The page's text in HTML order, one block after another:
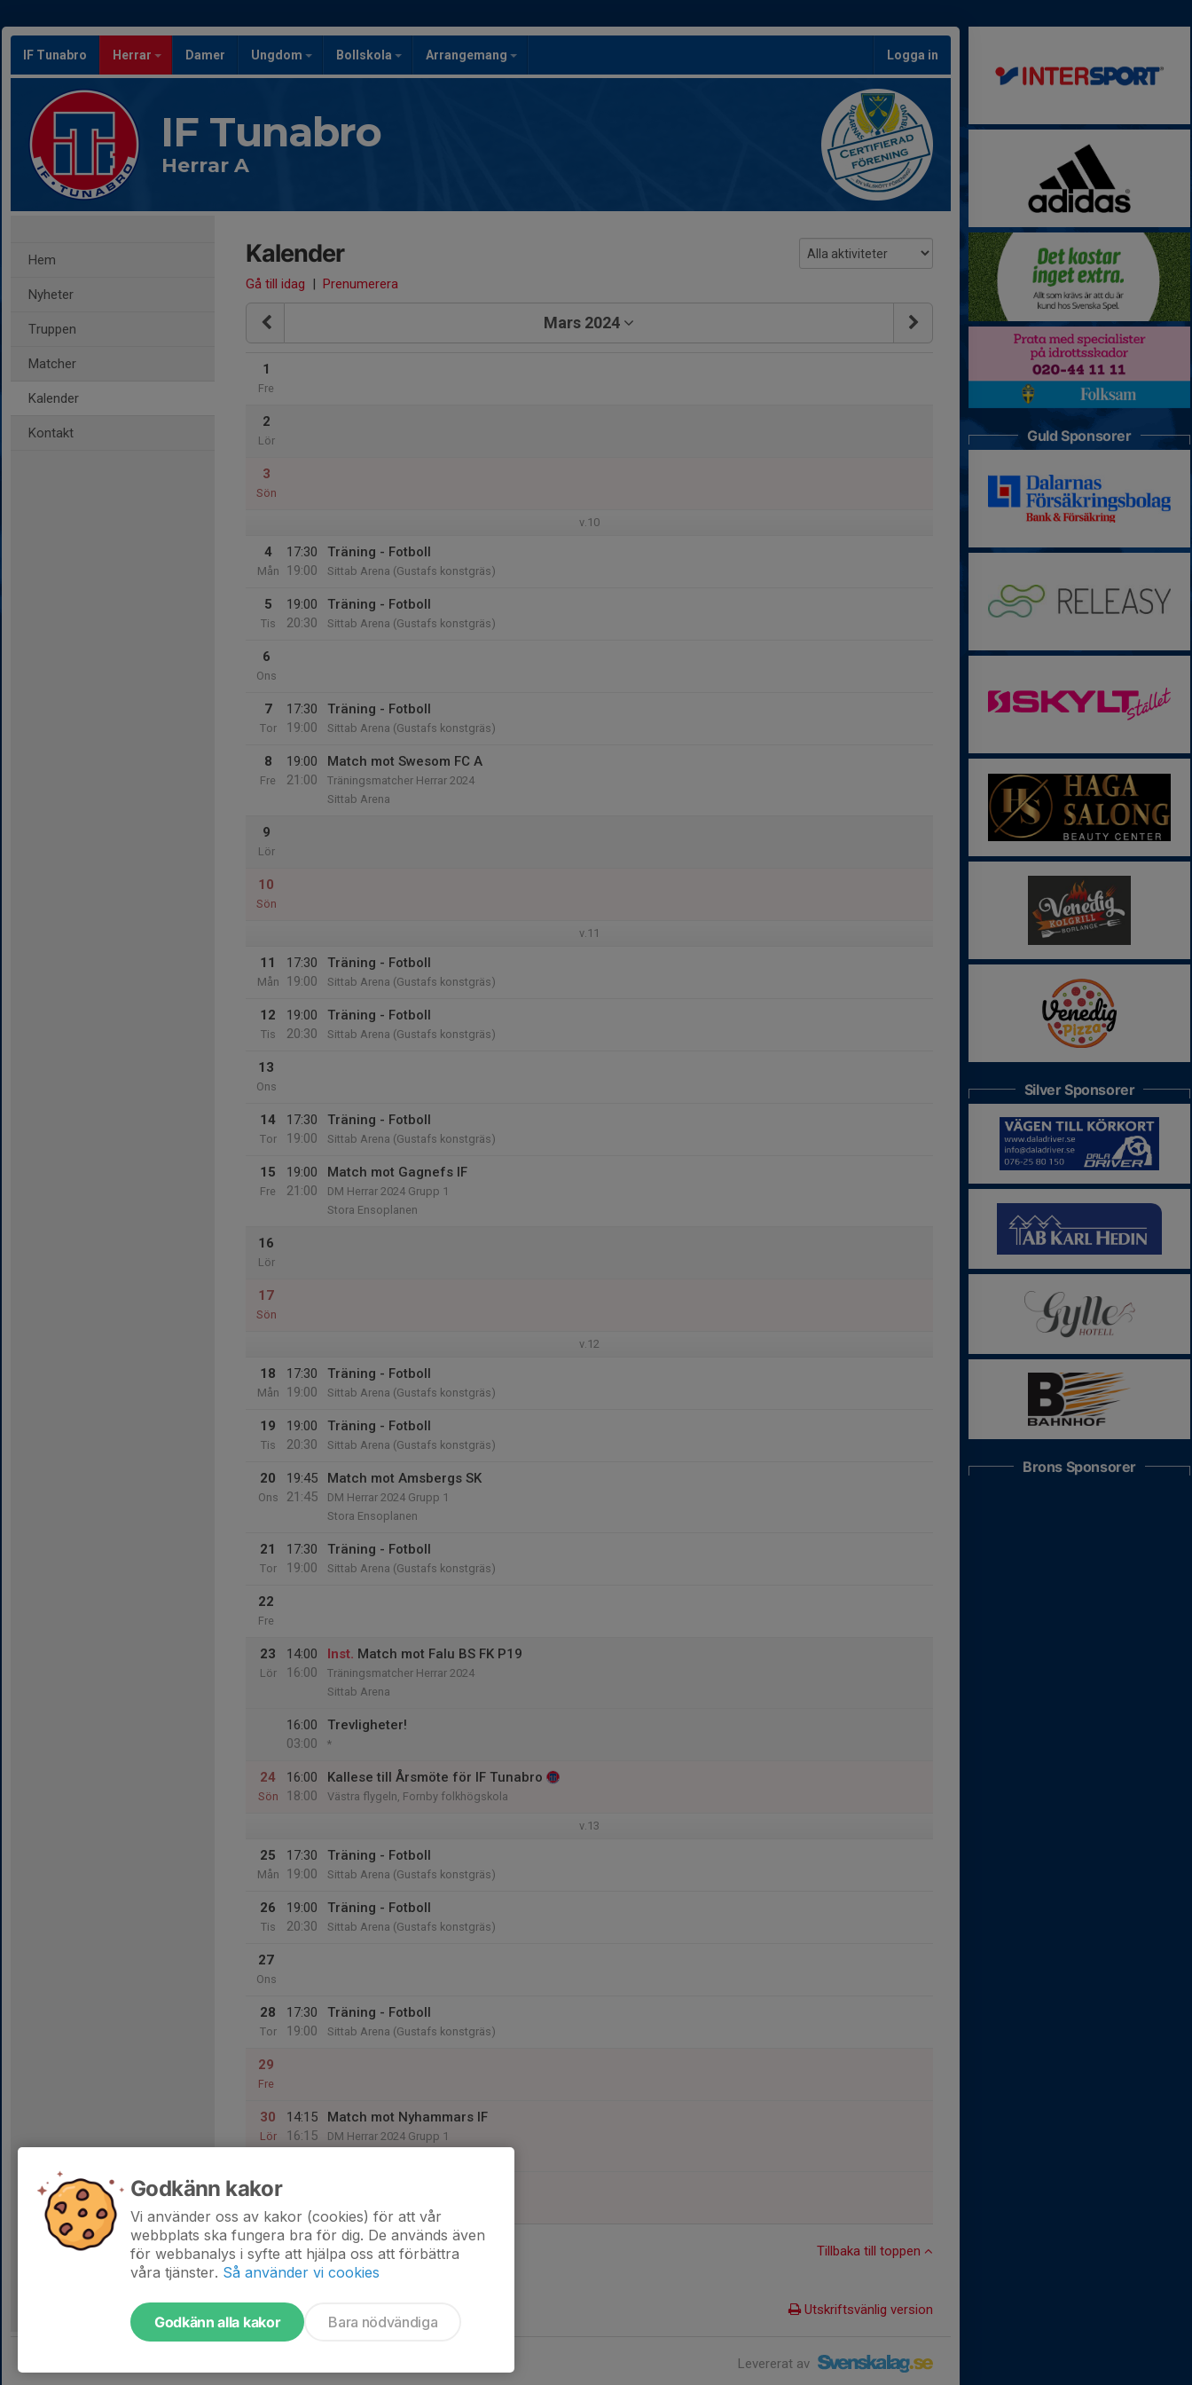
IF Tunabro Herrar Damer Ungdom Bollskola Arrangemang Logga in
IF Tunabro
Herrar A
Hem
Nyheter
Truppen
Matcher
Kalender
Kontakt
Kalender
Gå till idag | Prenumerera
Mars 2024
1
Fre
2
Lör
3
Sön
v.10
4
Mån
17:30
19:00
Träning - Fotboll
Sittab Arena (Gustafs konstgräs)
5
Tis
19:00
20:30
Träning - Fotboll
Sittab Arena (Gustafs konstgräs)
6
Ons
7
Tor
17:30
19:00
Träning - Fotboll
Sittab Arena (Gustafs konstgräs)
8
Fre
19:00
21:00
Match mot Swesom FC A
Träningsmatcher Herrar 2024
Sittab Arena
9
Lör
10
Sön
v.11
11
Mån
17:30
19:00
Träning - Fotboll
Sittab Arena (Gustafs konstgräs)
12
Tis
19:00
20:30
Träning - Fotboll
Sittab Arena (Gustafs konstgräs)
13
Ons
14
Tor
17:30
19:00
Träning - Fotboll
Sittab Arena (Gustafs konstgräs)
15
Fre
19:00
21:00
Match mot Gagnefs IF
DM Herrar 2024 Grupp 1
Stora Ensoplanen
16
Lör
17
Sön
v.12
18
Mån
17:30
19:00
Träning - Fotboll
Sittab Arena (Gustafs konstgräs)
19
Tis
19:00
20:30
Träning - Fotboll
Sittab Arena (Gustafs konstgräs)
20
Ons
19:45
21:45
Match mot Amsbergs SK
DM Herrar 2024 Grupp 1
Stora Ensoplanen
21
Tor
17:30
19:00
Träning - Fotboll
Sittab Arena (Gustafs konstgräs)
22
Fre
23
Lör
14:00
16:00
Inst. Match mot Falu BS FK P19
Träningsmatcher Herrar 2024
Sittab Arena
16:00
03:00
Trevligheter!
*
24
Sön
16:00
18:00
Kallese till Årsmöte för IF Tunabro
Västra flygeln, Fornby folkhögskola
v.13
25
Mån
17:30
19:00
Träning - Fotboll
Sittab Arena (Gustafs konstgräs)
26
Tis
19:00
20:30
Träning - Fotboll
Sittab Arena (Gustafs konstgräs)
27
Ons
28
Tor
17:30
19:00
Träning - Fotboll
Sittab Arena (Gustafs konstgräs)
29
Fre
30
Lör
14:15
16:15
Match mot Nyhammars IF
DM Herrar 2024 Grupp 1
31
Tillbaka till toppen
Utskriftsvänlig version
Levererat av
Guld Sponsorer
Silver Sponsorer
Brons Sponsorer
Godkänn kakor
Vi använder oss av kakor (cookies) för att vår
webbplats ska fungera bra för dig. De används även
för webbanalys i syfte att hjälpa oss att förbättra
våra tjänster. Så använder vi cookies
Godkänn alla kakor Bara nödvändiga